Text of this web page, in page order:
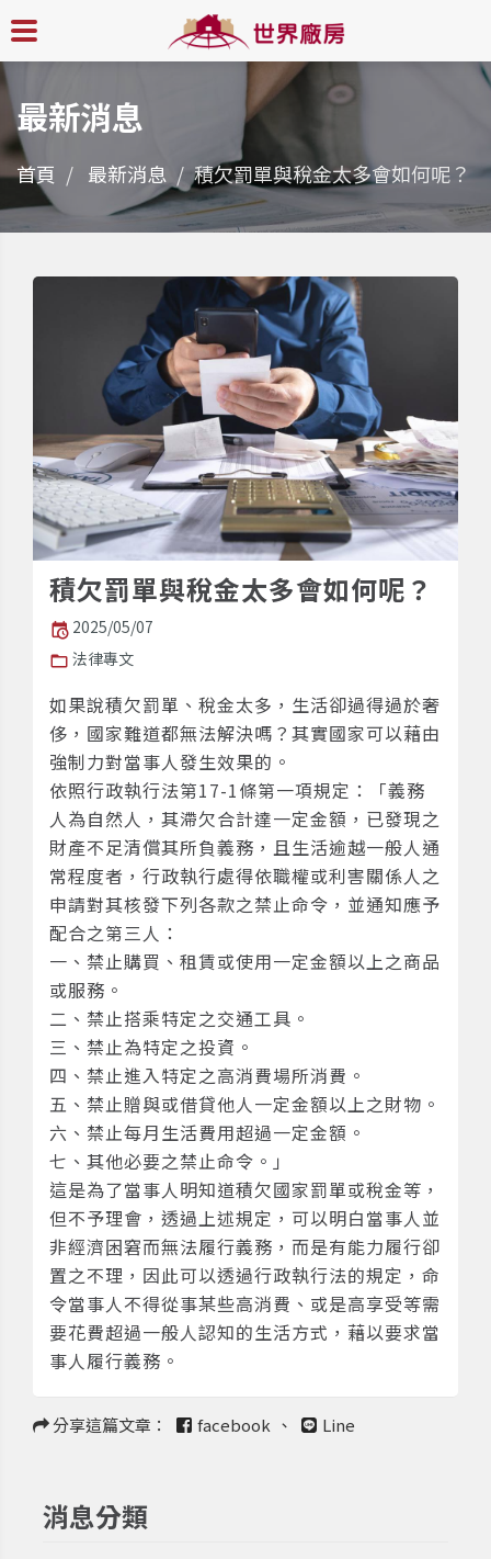
最新消息
首頁 最新消息 積欠罰單與稅金太多會如何呢？
積欠罰單與稅金太多會如何呢？
2025/05/07
法律專文
如果說積欠罰單、稅金太多，生活卻過得過於奢
侈，國家難道都無法解決嗎？其實國家可以藉由
強制力對當事人發生效果的。
依照行政執行法第17-1條第一項規定：「義務
人為自然人，其滯欠合計達一定金額，已發現之
財產不足清償其所負義務，且生活逾越一般人通
常程度者，行政執行處得依職權或利害關係人之
申請對其核發下列各款之禁止命令，並通知應予
配合之第三人：
一、禁止購買、租賃或使用一定金額以上之商品
或服務。
二、禁止搭乘特定之交通工具。
三、禁止為特定之投資。
四、禁止進入特定之高消費場所消費。
五、禁止贈與或借貸他人一定金額以上之財物。
六、禁止每月生活費用超過一定金額。
七、其他必要之禁止命令。」
這是為了當事人明知道積欠國家罰單或稅金等，
但不予理會，透過上述規定，可以明白當事人並
非經濟困窘而無法履行義務，而是有能力履行卻
置之不理，因此可以透過行政執行法的規定，命
令當事人不得從事某些高消費、或是高享受等需
要花費超過一般人認知的生活方式，藉以要求當
事人履行義務。
分享這篇文章： facebook 、 Line
消息分類